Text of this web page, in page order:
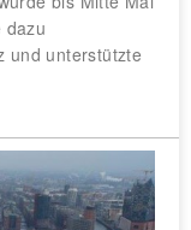
dazu
und unterstützte